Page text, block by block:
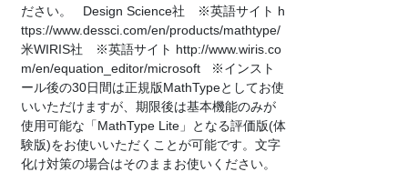
ださい。 Design Science社 ※英語サイト h
ttps://www.dessci.com/en/products/mathtype/
米WIRIS社 ※英語サイト http://www.wiris.co
m/en/equation_editor/microsoft ※インスト
ール後の30日間は正規版MathTypeとしてお使
いいただけますが、期限後は基本機能のみが
使用可能な「MathType Lite」となる評価版(体
験版)をお使いいただくことが可能です。文字
化け対策の場合はそのままお使いください。